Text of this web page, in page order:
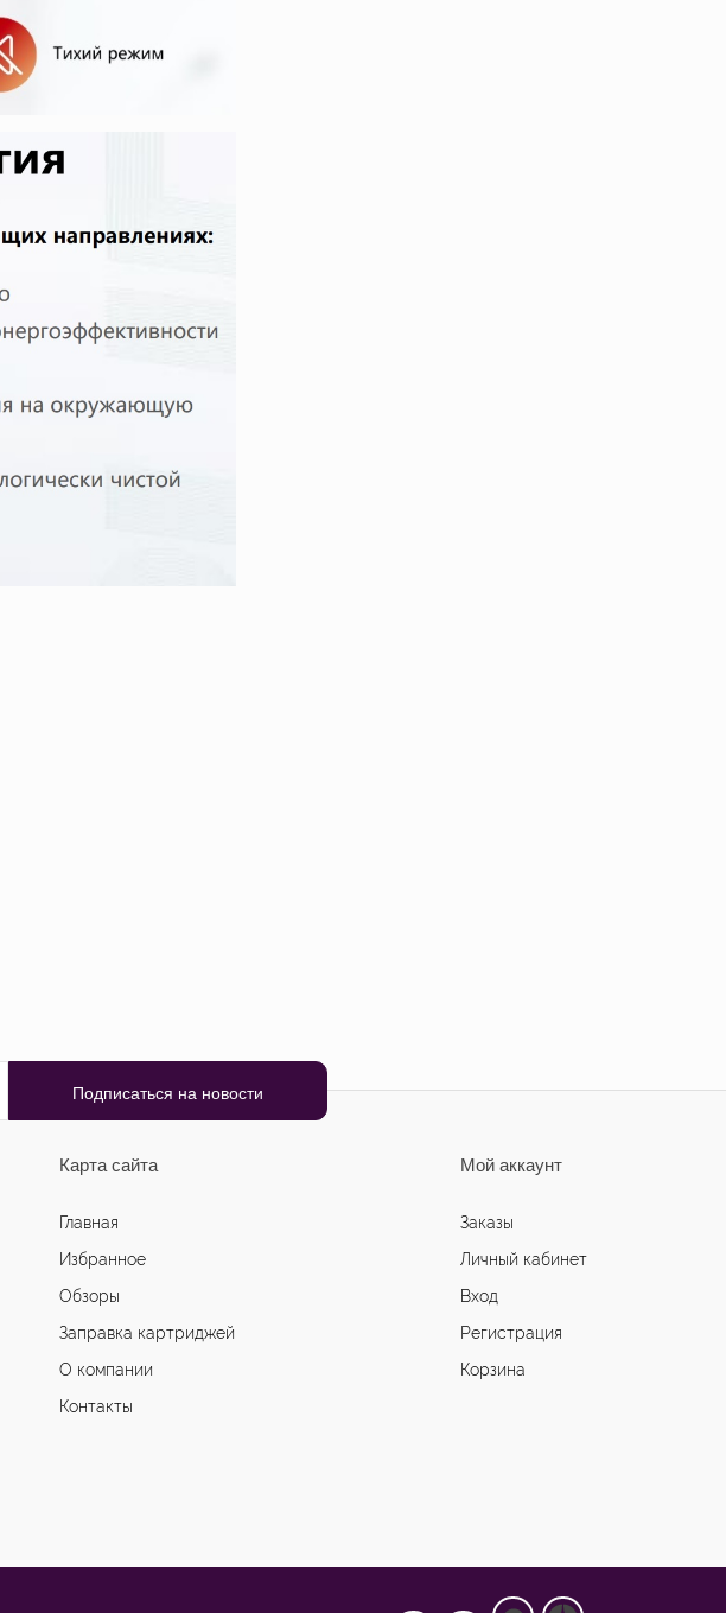
Карта сайта
Главная
Избранное
Обзоры
Заправка картриджей
О компании
Контакты
Мой аккаунт
Заказы
Личный кабинет
Вход
Регистрация
Корзина